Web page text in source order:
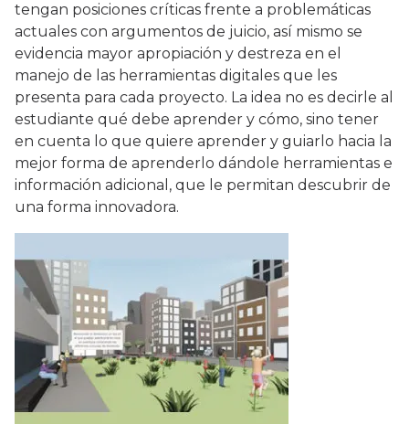
tengan posiciones críticas frente a problemáticas
actuales con argumentos de juicio, así mismo se
evidencia mayor apropiación y destreza en el
manejo de las herramientas digitales que les
presenta para cada proyecto. La idea no es decirle al
estudiante qué debe aprender y cómo, sino tener
en cuenta lo que quiere aprender y guiarlo hacia la
mejor forma de aprenderlo dándole herramientas e
información adicional, que le permitan descubrir de
una forma innovadora.